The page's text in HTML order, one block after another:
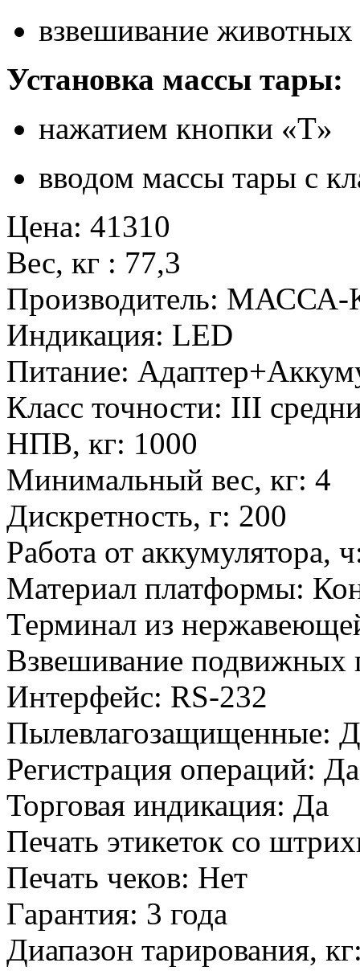
взвешивание
Установка массы тары:
нажатием кнопки «T»
вводом массы тары с
Цена: 41310
Вес, кг : 77,3
Производитель: МАССА-К
Индикация: LED
Питание:
Класс точности: III
НПВ, кг: 1000
Минимальный вес, кг: 4
Дискретность, г: 200
Работа от аккумулятора, ч
Материал платформы:
Терминал из
Взвешивание подвижных
Интерфейс: RS-232
Пылевлагозащищенные:
Регистрация операций: Да
Торговая индикация: Да
Печать этикеток со
Печать чеков: Нет
Гарантия: 3 года
Диапазон тарирования, кг